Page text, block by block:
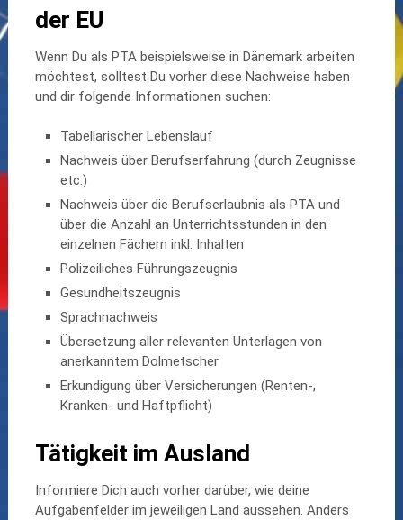
der EU
Wenn Du als PTA beispielsweise in Dänemark arbeiten
möchtest, solltest Du vorher diese Nachweise haben
und dir folgende Informationen suchen:
Tabellarischer Lebenslauf
Nachweis über Berufserfahrung (durch Zeugnisse
etc.)
Nachweis über die Berufserlaubnis als PTA und
über die Anzahl an Unterrichtsstunden in den
einzelnen Fächern inkl. Inhalten
Polizeiliches Führungszeugnis
Gesundheitszeugnis
Sprachnachweis
Übersetzung aller relevanten Unterlagen von
anerkanntem Dolmetscher
Erkundigung über Versicherungen (Renten-,
Kranken- und Haftpflicht)
Tätigkeit im Ausland
Informiere Dich auch vorher darüber, wie deine
Aufgabenfelder im jeweiligen Land aussehen. Anders